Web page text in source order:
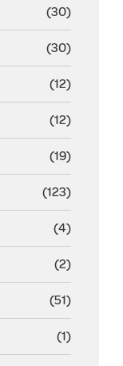
(30)
(30)
(12)
(12)
(19)
(123)
(4)
(2)
(51)
(1)